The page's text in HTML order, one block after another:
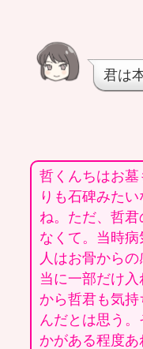
君は
哲くんちはお墓
りも石碑みた
ね。ただ、哲
なくて。当時
人はお骨から
当に一部だけ
から哲君も気
んだとは思う
かがある程度あ